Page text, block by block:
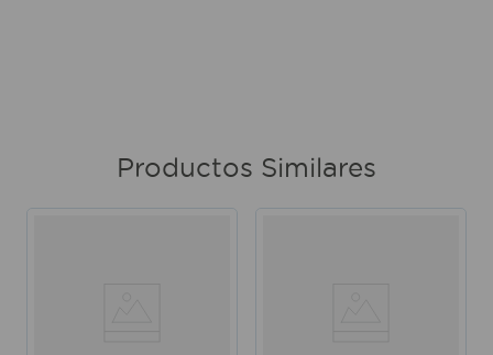
Productos Similares